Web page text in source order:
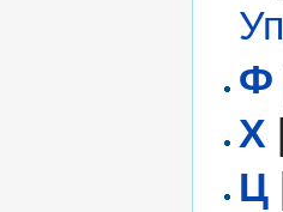
Уп
Ф
Х
Ц